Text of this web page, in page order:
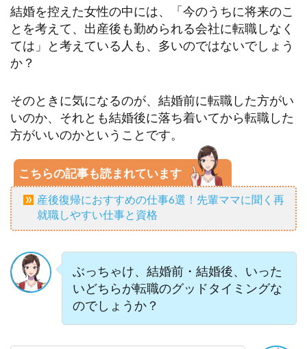
結婚を控えた女性の中には、「今のうちに将来のこ
とを考えて、出産後も勤められる会社に転職しなく
ては」と考えている人も、多いのではないでしょう
か？
そのときに気になるのが、結婚前に転職した方がい
いのか、それとも結婚後に落ち着いてから転職した
方がいいのかということです。
こちらの記事も読まれています
産後復帰におすすめの仕事6選！先輩ママに聞く再
就職しやすい仕事と資格
ぶっちゃけ、結婚前・結婚後、いった
いどちらが転職のグッドタイミングな
のでしょうか？